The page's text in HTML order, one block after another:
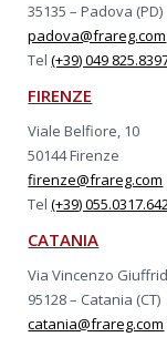
35135 – Padova (PD)
padova@frareg.com
Tel(+39) 049
FIRENZE
Viale Belfiore, 10
50144 Firenze
firenze@frareg.com
Tel(+39)
CATANIA
Via Vincenzo
95128 – Catania (CT)
catania@frareg.com